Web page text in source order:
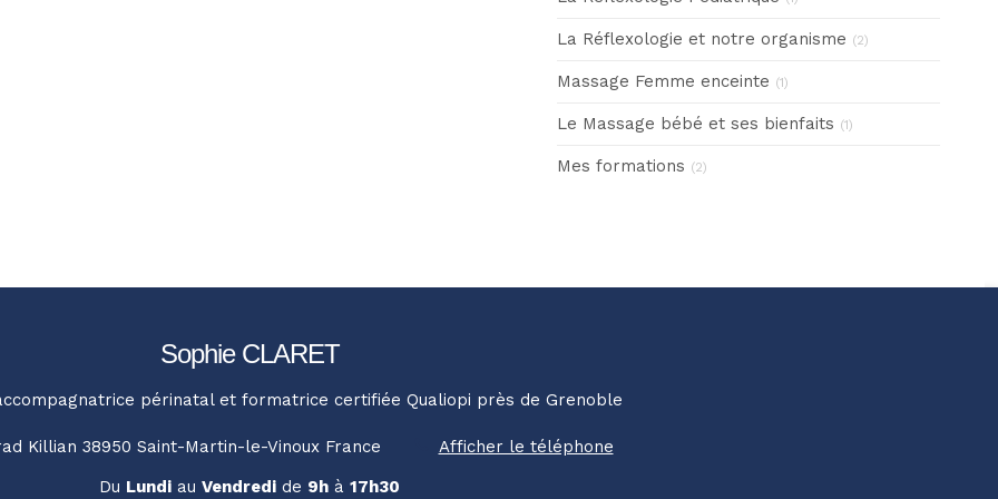
La Réflexologie et notre organisme (2)
Massage Femme enceinte (1)
Le Massage bébé et ses bienfaits (1)
Mes formations (2)
Sophie CLARET
périnatal et formatrice certifiée Qualiopi près de Grenoble
Killian 38950 Saint-Martin-le-Vinoux France
Afficher le téléphone
Du Lundi au Vendredi de 9h à 17h30